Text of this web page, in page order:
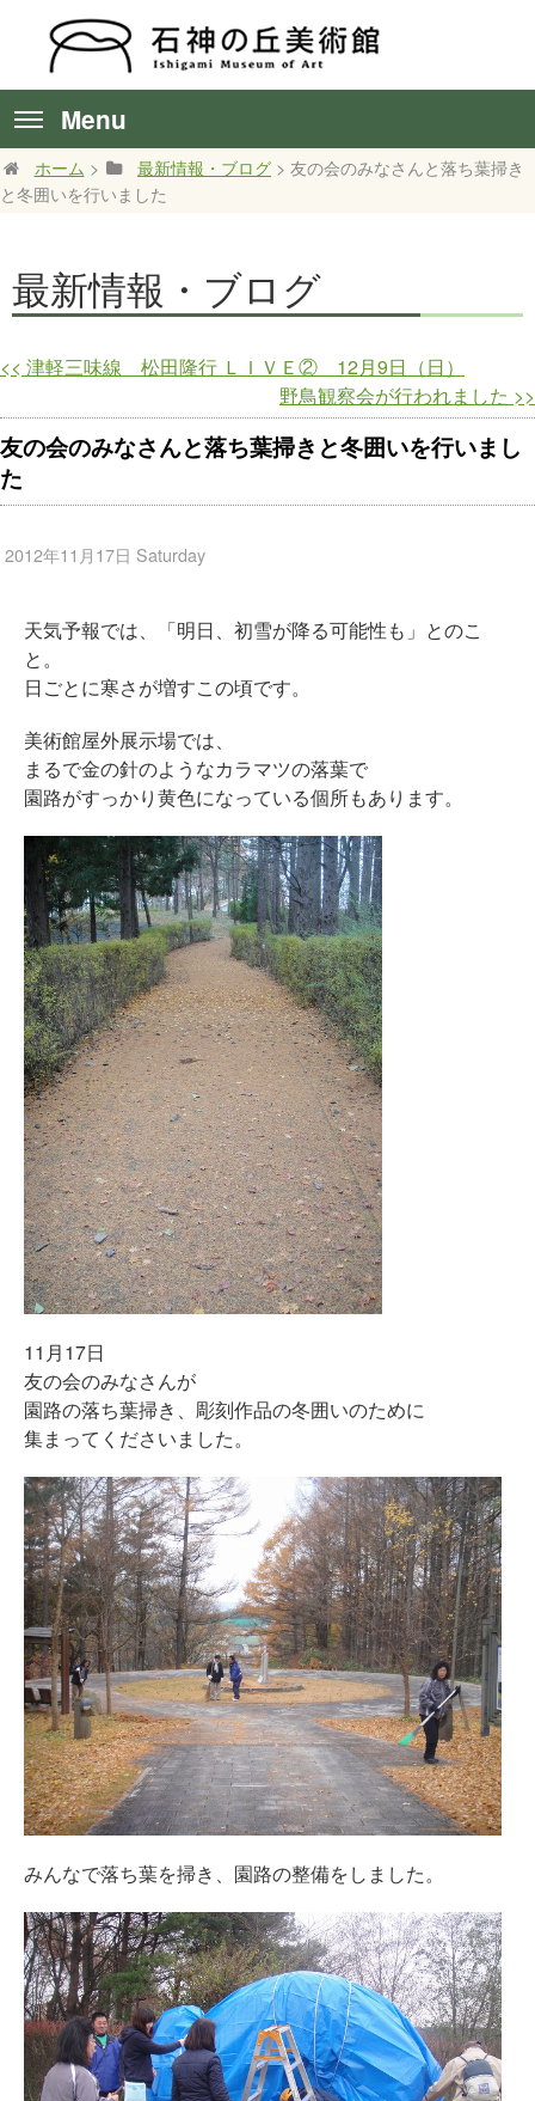
Menu
ホーム > 最新情報・ブログ > 友の会のみなさんと落ち葉掃き
と冬囲いを行いました
最新情報・ブログ
<< 津軽三味線 松田隆行 ＬＩＶＥ② 12月9日（日）
野鳥観察会が行われました >>
友の会のみなさんと落ち葉掃きと冬囲いを行いまし
た
2012年11月17日 Saturday
天気予報では、「明日、初雪が降る可能性も」とのこ
と。
日ごとに寒さが増すこの頃です。
美術館屋外展示場では、
まるで金の針のようなカラマツの落葉で
園路がすっかり黄色になっている個所もあります。
11月17日
友の会のみなさんが
園路の落ち葉掃き、彫刻作品の冬囲いのために
集まってくださいました。
みんなで落ち葉を掃き、園路の整備をしました。